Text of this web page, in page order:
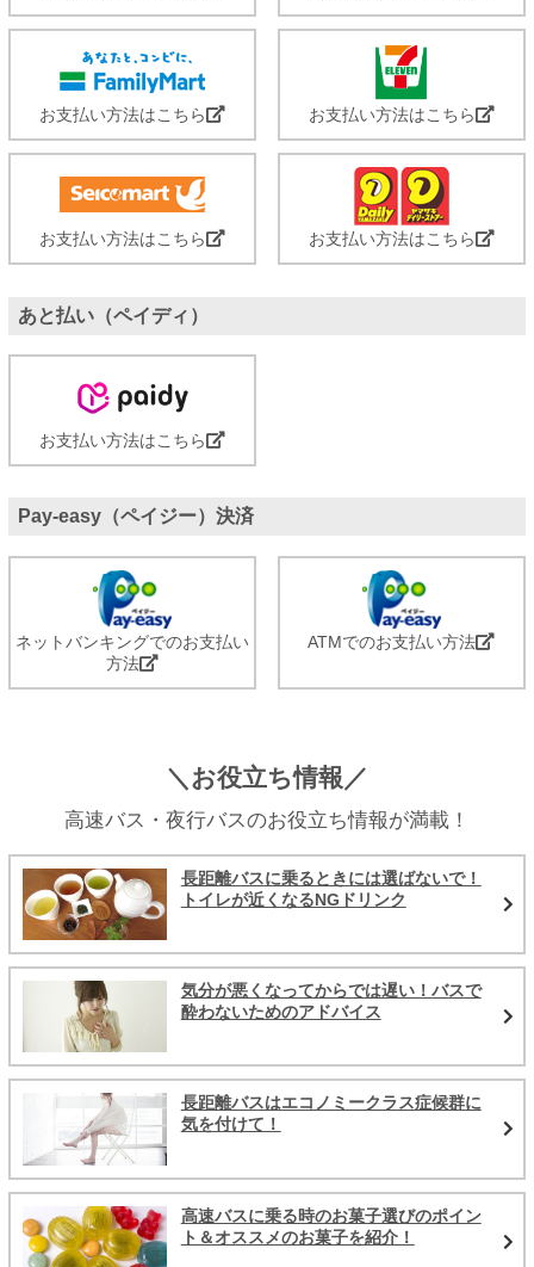
お支払い方法はこちら お支払い方法はこちら
お支払い方法はこちら お支払い方法はこちら
あと払い（ペイディ）
お支払い方法はこちら
Pay-easy（ペイジー）決済
ネットバンキングでのお支払い
方法
ATMでのお支払い方法
＼お役立ち情報／
高速バス・夜行バスのお役立ち情報が満載！
長距離バスに乗るときには選ばないで！
トイレが近くなるNGドリンク
気分が悪くなってからでは遅い！バスで
酔わないためのアドバイス
長距離バスはエコノミークラス症候群に
気を付けて！
高速バスに乗る時のお菓子選びのポイン
ト＆オススメのお菓子を紹介！